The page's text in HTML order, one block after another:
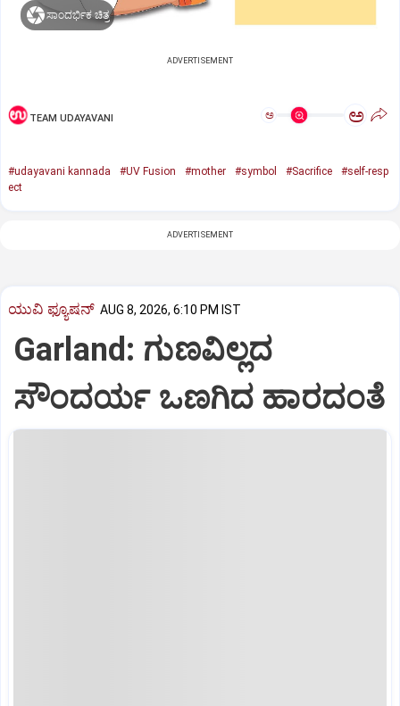
ಸಾಂದರ್ಭಿಕ ಚಿತ್ರ
ADVERTISEMENT
TEAM UDAYAVANI ಅ ಅ
#udayavani kannada #UV Fusion #mother #symbol #Sacrifice
#self-resp
ect
ADVERTISEMENT
ಯುವಿ ಫ್ಯೂಷನ್ AUG 8, 2026, 6:10 PM IST
Garland: ಗುಣವಿಲ್ಲದ
ಸೌಂದರ್ಯ ಒಣಗಿದ ಹಾರದಂತೆ